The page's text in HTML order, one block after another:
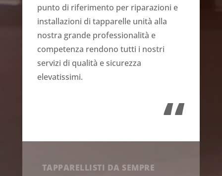
punto di riferimento per riparazioni e
installazioni di tapparelle unità alla
nostra grande professionalità e
competenza rendono tutti i nostri
servizi di qualità e sicurezza
elevatissimi.
“
TAPPARELLISTI DA SEMPRE